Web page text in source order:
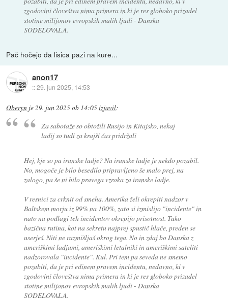
zgodovini človeštva nima primera in ki je res globoko prizadel
stotine milijonov evropskih malih ljudi - Danska
SODELOVALA.
Pač hočejo da lisica pazi na kure...
anon17
::29. jun 2025, 14:53
Oberyn je29. jun 2025 ob 14:05izjavil:
Za sabotaže so obtožili Rusijo in Kitajsko, nekaj
ladij so tudi za krajši čas pridržali
Hej, kje so pa iranske ladje? Na iranske ladje je nekdo pozabil.
No, mogoče je bilo besedilo pripravljeno še malo prej, na
zalogo, pa še ni bilo pravega vzroka za iranske ladje.
V resnici za crknit od smeha. Amerika želi okrepiti nadzor v
Baltskem morju iz 99% na 100%, zato si izmislijo "incidente" in
nato na podlagi teh incidentov okrepijo prisotnost. Tako
bazična rutina, kot na sekretu najprej spustič hlače, preden se
userješ. Niti ne razmišljaš okrog tega. No in zdaj bo Danska z
ameriškimi ladjami, ameriškimi letalniki in ameriškimi sateliti
nadzorovala "incidente". Kul. Pri tem pa seveda ne smemo
pozabiti, da je pri edinem pravem incidentu, nedavno, ki v
zgodovini človeštva nima primera in ki je res globoko prizadel
stotine milijonov evropskih malih ljudi - Danska
SODELOVALA.